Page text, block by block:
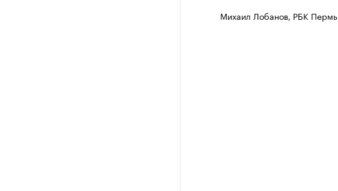
Михаил Лобанов, РБК Пермь